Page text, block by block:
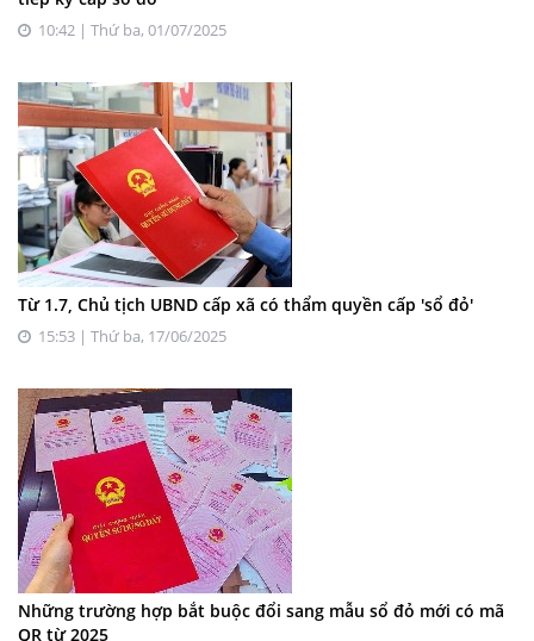
10:42 | Thứ ba, 01/07/2025
Từ 1.7, Chủ tịch UBND cấp xã có thẩm quyền cấp 'sổ đỏ'
15:53 | Thứ ba, 17/06/2025
Những trường hợp bắt buộc đổi sang mẫu sổ đỏ mới có mã
QR từ 2025